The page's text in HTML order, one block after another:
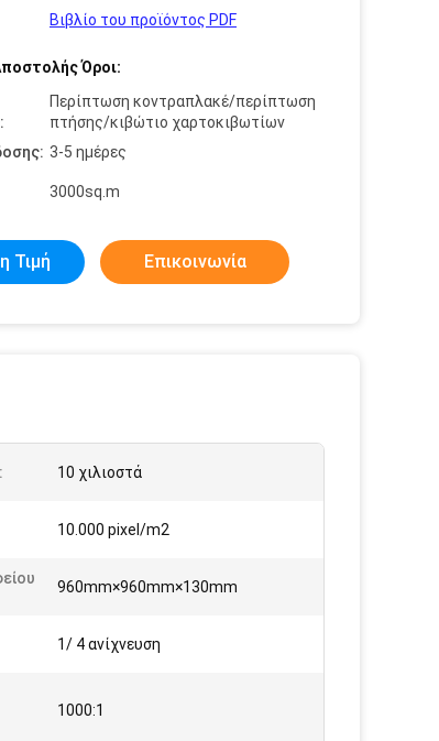
Βιβλίο του προϊόντος PDF
Όροι:
Περίπτωση κοντραπλακέ/περίπτωση
πτήσης/κιβώτιο χαρτοκιβωτίων
3-5 ημέρες
3000sq.m
Τιμή Επικοινωνία
10 χιλιοστά
10.000 pixel/m2
960mm×960mm×130mm
1/ 4 ανίχνευση
1000:1